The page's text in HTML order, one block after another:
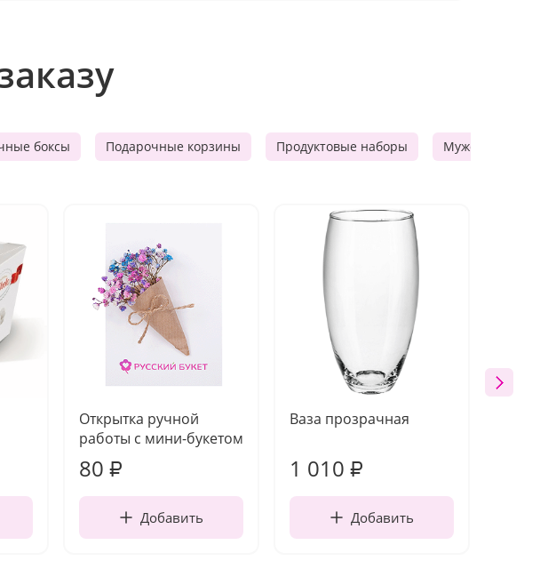
боксы Подарочные корзины Продуктовые наборы Мужские
Открытка ручной
работы с мини-букетом
80 ₽
Добавить
Ваза прозрачная
1 010 ₽
Добавить